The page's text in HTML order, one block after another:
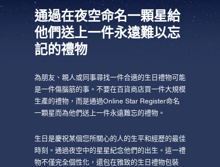
Star Register (OSR)註冊的星星則更簡單些。
利用一個獨特的星星代碼精確定位天空中一顆
特別命名的星星，或是根據自己的位置瀏覽星
座。
阅读全文
AppStore (iOS) Play Store (安卓)
Star Register (OSR)命名一顆星並定制一個star
page，以為朋友、親人或同事送上一份永遠難
忘的禮物。寫下一句歡迎辭、上傳照片，等
等。
阅读全文
预览Star Page
坐在您舒適的家中，利用One Million Stars應
用程序探索宇宙。這是一個從您的網站瀏覽器
進行星際旅行的歷史性的飛躍。One Million
Stars 應用程序使您能夠觀看一百萬顆星星，
Register (OSR)個性化的星星。在宇宙中飛
行，在3D中體驗宇宙星辰！
阅读全文
訪問One Million Stars
使用OSR Starsaver，讓您的星星與您近在咫
尺。將您的星星設置為手機或電腦壁紙，让你
隨時觀賞你的星星。
阅读全文
预览OSR Starsaver
訪問行星，了解夜空中的 88 個星座。玩一玩
“連接星星”遊戲，解鎖每個星座的信息。飛到
屬於您自己的那顆星星，查看詳細信息並與您
所愛的人分享。適用於iOS 和Android的免費移
空！
通過在夜空命名一顆星給
他們送上一件永遠難以忘
記的禮物
為朋友、親人或同事尋找一件合適的生日禮物可能
是一件傷腦筋的事。不要在百貨商店買一件大規模
生產的禮物，而是通過Online Star Register命名
一顆星而為他們送上一件永遠難忘的禮物。
生日是慶祝某個您所關心的人的生平和經歷的最佳
時刻。通過夜空中的星星紀念他們的出生。這一禮
物不僅完全個性化，還包在雅致的生日禮物包裝